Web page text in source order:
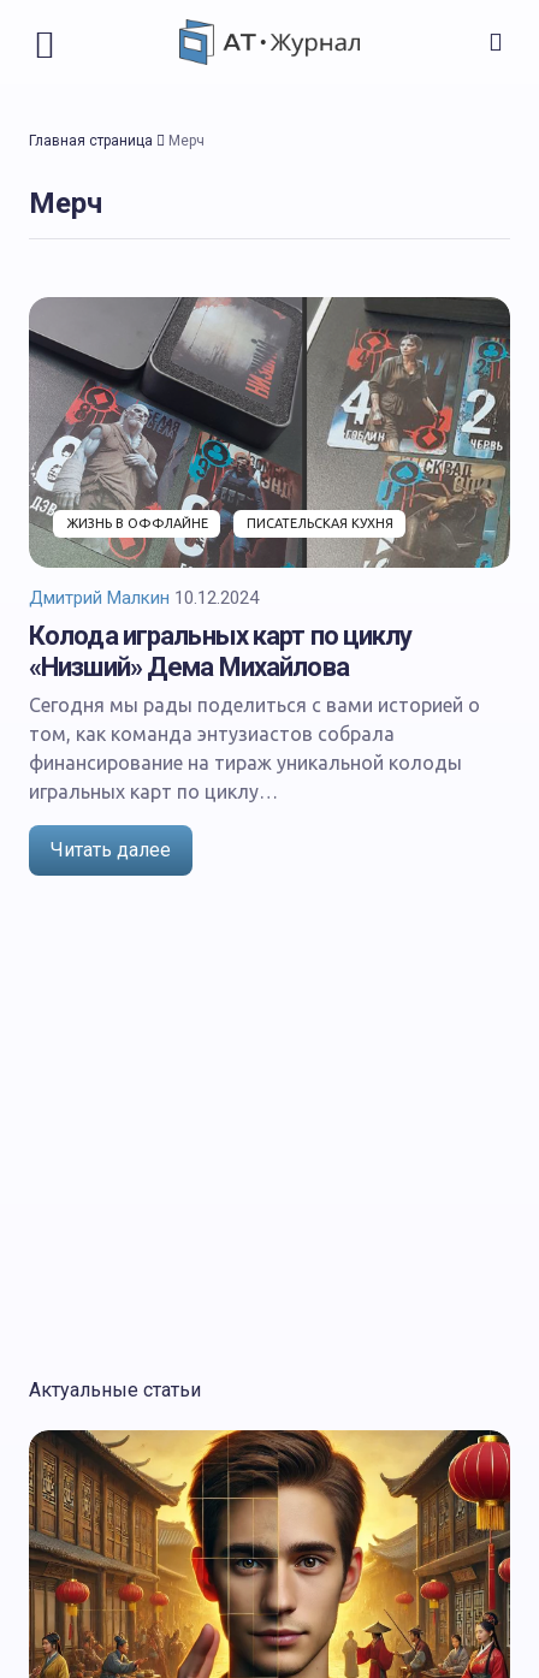
БЕЗ РУБРИКИ
Главная страница Мерч
Мерч
ЖИЗНЬ В ОФФЛАЙНЕ ПИСАТЕЛЬСКАЯ КУХНЯ
Дмитрий Малкин 10.12.2024
Колода игральных карт по циклу
«Низший» Дема Михайлова
Сегодня мы рады поделиться с вами историей о
том, как команда энтузиастов собрала
финансирование на тираж уникальной колоды
игральных карт по циклу…
Читать далее
Актуальные статьи